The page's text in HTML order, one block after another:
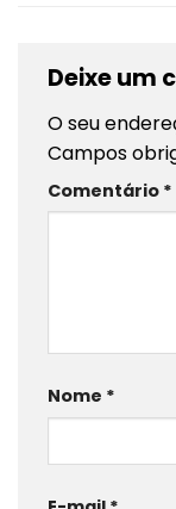
Deixe um
O seu
Campos
Comentário *
Nome *